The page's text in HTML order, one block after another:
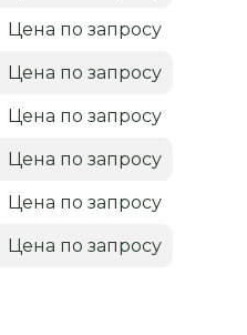
Цена по запросу
Цена по запросу
Цена по запросу
Цена по запросу
Цена по запросу
Цена по запросу